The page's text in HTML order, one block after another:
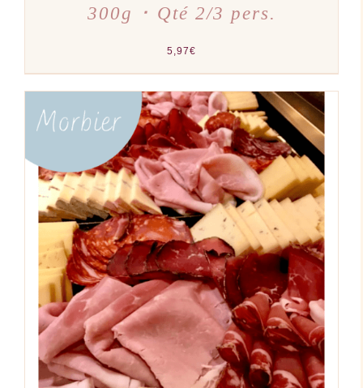
300g ･ Qté 2/3 pers.
5,97€
AJOUTER AU PANIER
/
DÉTAILS